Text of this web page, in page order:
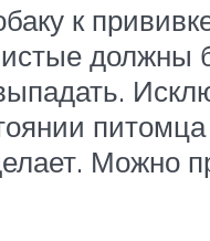
к
должны
Можно